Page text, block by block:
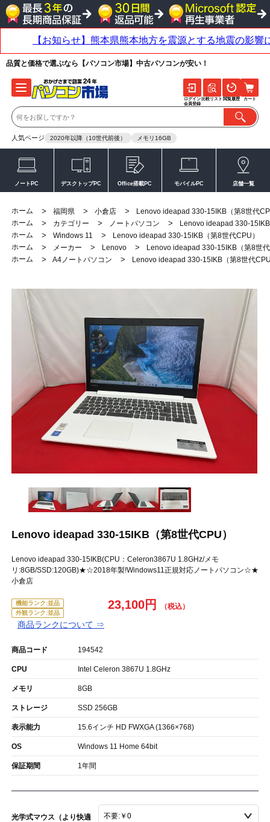
品質と価格で選ぶなら【パソコン市場】中古パソコンが安い！
人気ページ 2020年以降（10世代前後） メモリ16GB
ログイン
会員登録
比較リスト 閲覧履歴 カート
ノートPC デスクトップPC Office搭載PC モバイルPC 店舗一覧
ホーム > 福岡県 > 小倉店 >
Lenovo ideapad 330-15IKB（第8世代
ホーム
> カテゴリー > ノートパソコン >
Lenovo ideapad 330-
ホーム
> Windows 11 >
Lenovo ideapad 330-15IKB（第8世代CPU）
ホーム
> メーカー > Lenovo >
Lenovo ideapad 330-15IKB（第8世
ホーム
> A4ノートパソコン > Lenovo ideapad 330-15IKB（第8世代
Lenovo ideapad 330-15IKB（第8世代CPU）
Lenovo ideapad 330-15IKB(CPU：Celeron3867U 1.8GHz/メモ
リ:8GB/SSD:120GB)★☆2018年製!Windows11正規対応ノートパソコン☆★
小倉店
機能ランク:並品
外観ランク:並品
商品ランクについて ⇒
23,100円
商品コード 194542
CPU Intel Celeron 3867U 1.8GHz
メモリ 8GB
ストレージ SSD 256GB
表示能力 15.6インチ HD FWXGA (1366×768)
OS Windows 11 Home 64bit
保証期間 1年間
光学式マウス（より快適